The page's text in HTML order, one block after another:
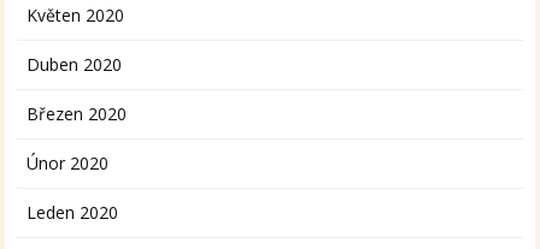
Květen 2020
Duben 2020
Březen 2020
Únor 2020
Leden 2020